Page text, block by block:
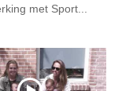
met Sport...